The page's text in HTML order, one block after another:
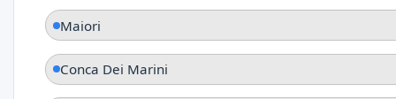
Maiori
Conca Dei Marini